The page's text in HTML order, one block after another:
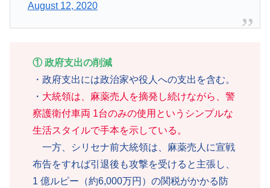
August 12, 2020
① 政府支出の削減
・政府支出には政治家や役人への支出を含む。
・ 大統領は、麻薬売人を摘発し続けながら、警
察護衛付車両 1台のみの使用というシンプルな
生活スタイルで手本を示している。
一方、シリセナ前大統領は、麻薬売人に宣戦
布告をすれば引退後も攻撃を受けると主張し、
1 億ルピー（約6,000万円）の関税がかかる防